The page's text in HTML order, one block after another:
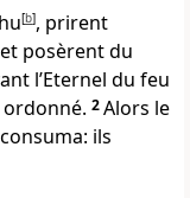
[b], prirent
posèrent du
l’Eternel du feu
ordonné. 2Alors le
ils